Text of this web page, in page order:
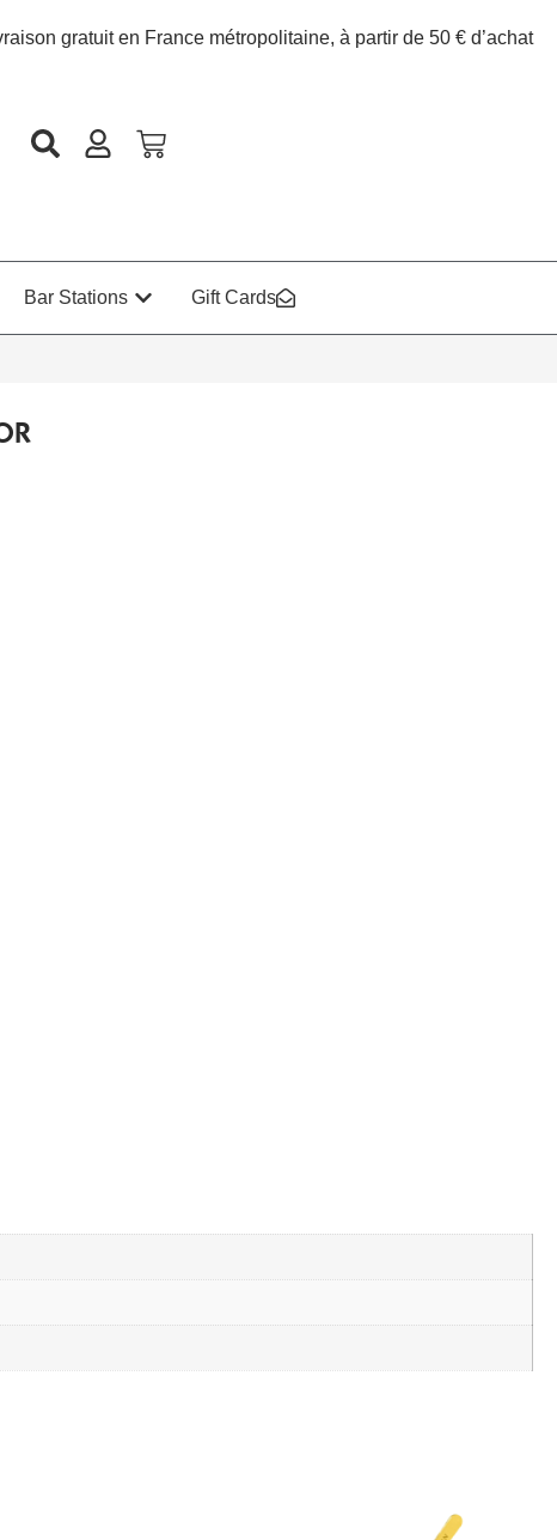
gratuit en France métropolitaine, à partir de 50 € d’achat
Bar Stations Gift Cards